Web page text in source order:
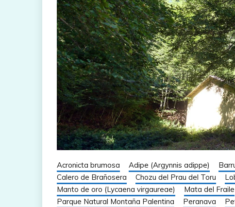
Acronicta brumosa Adipe (Argynnis adippe)
Calero de Brañosera
Chozu del Prau del Toru
Manto de oro (Lycaena virgaureae)
Mata del Fraile
Parque Natural Montaña Palentina
Peranava